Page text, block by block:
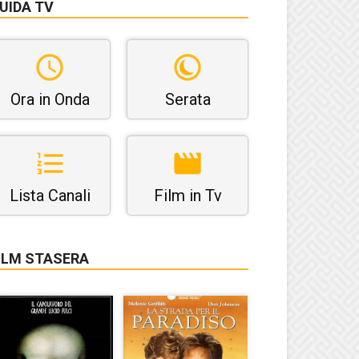
TV
Ora in Onda Serata
Lista Canali Film in Tv
STASERA